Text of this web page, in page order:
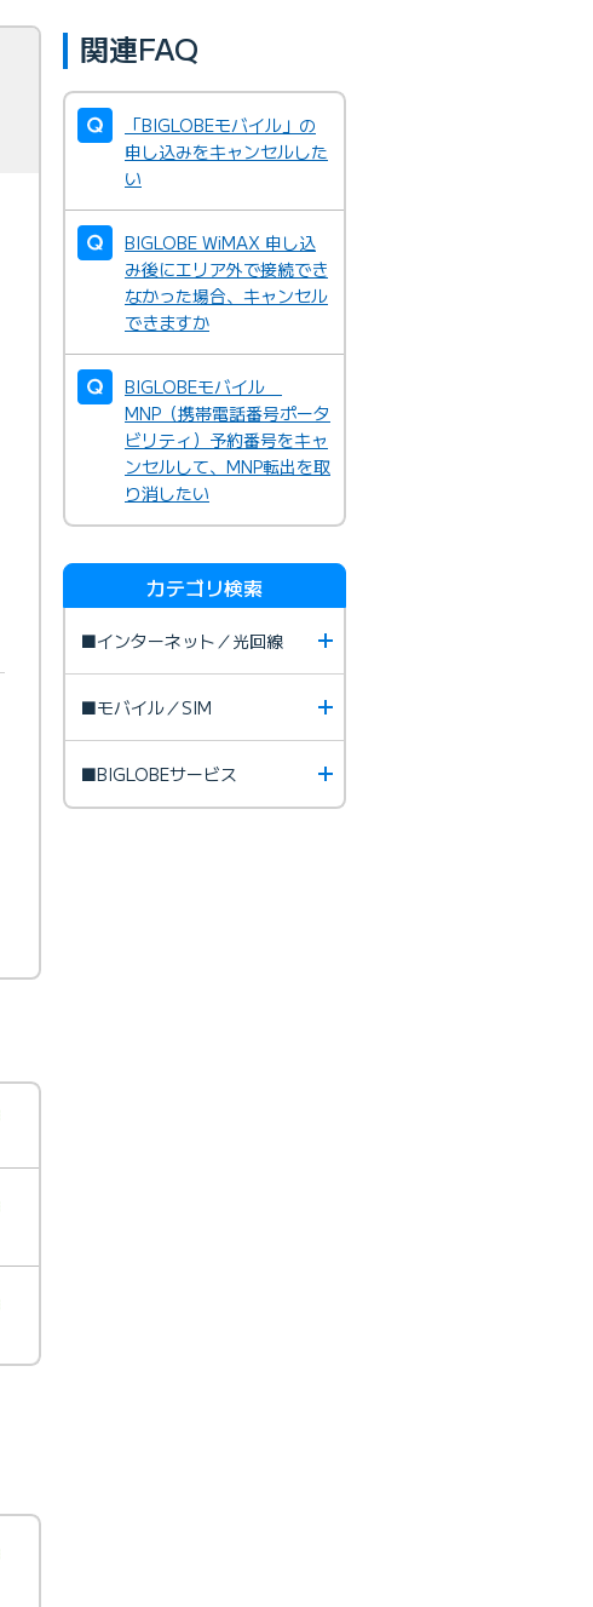
関連FAQ
「BIGLOBEモバイル」の
申し込みをキャンセルした
い
BIGLOBE WiMAX 申し込
み後にエリア外で接続でき
なかった場合、キャンセル
できますか
BIGLOBEモバイル
MNP（携帯電話番号ポータ
ビリティ）予約番号をキャ
ンセルして、MNP転出を取
り消したい
カテゴリ検索
■インターネット／光回線
■モバイル／SIM
■BIGLOBEサービス